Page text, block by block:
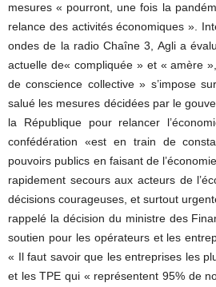
mesures « pourront, une fois la
relance des activités économiques ».
ondes de la radio Chaîne 3, Agli a
actuelle de« compliquée » et « amère
de conscience collective » s’impose
salué les mesures décidées par le
la République pour relancer
confédération «est en train de
pouvoirs publics en faisant de
rapidement secours aux acteurs de
décisions courageuses, et surtout
rappelé la décision du ministre des
soutien pour les opérateurs et les
« Il faut savoir que les entreprises les
et les TPE qui « représentent 95% de